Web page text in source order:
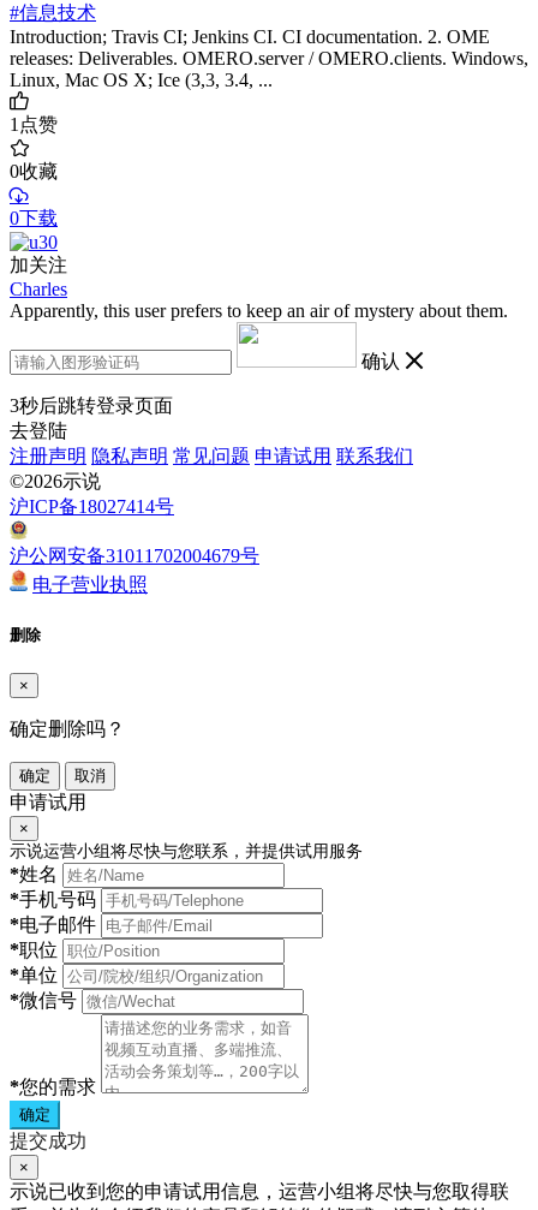
#信息技术
Introduction; Travis CI; Jenkins CI. CI documentation. 2. OME
releases: Deliverables. OMERO.server / OMERO.clients. Windows,
Linux, Mac OS X; Ice (3,3, 3.4, ...
1点赞
0收藏
0下载
加关注
Charles
Apparently, this user prefers to keep an air of mystery about them.
确认
3秒后跳转登录页面
去登陆
注册声明 隐私声明 常见问题 申请试用 联系我们
©2026示说
沪ICP备18027414号
沪公网安备31011702004679号
电子营业执照
删除
×
确定删除吗？
确定 取消
申请试用
×
示说运营小组将尽快与您联系，并提供试用服务
*姓名
*手机号码
*电子邮件
*职位
*单位
*微信号
*您的需求
确定
提交成功
×
示说已收到您的申请试用信息，运营小组将尽快与您取得联